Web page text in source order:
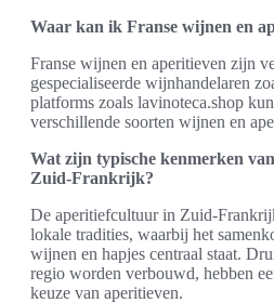
Waar kan ik Franse wijnen en
Franse wijnen en aperitieven zijn
gespecialiseerde wijnhandelaren
platforms zoals lavinoteca.shop
verschillende soorten wijnen en
Wat zijn typische kenmerken
Zuid-Frankrijk?
De aperitiefcultuur in Zuid-
lokale tradities, waarbij het
wijnen en hapjes centraal staat.
regio worden verbouwd, hebben
keuze van aperitieven.